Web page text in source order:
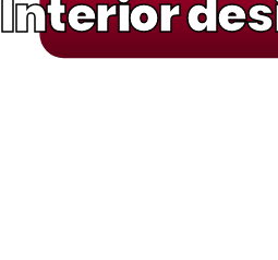
Interior